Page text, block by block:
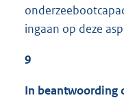
ingaan op deze
9
In beantwoording